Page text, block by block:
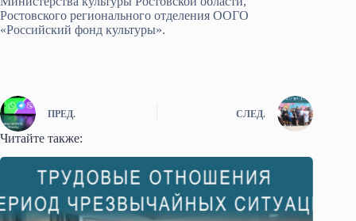
Ростовского регионального отделения ООГО
«Российский фонд культуры».
ПРЕД. СЛЕД.
Читайте также: